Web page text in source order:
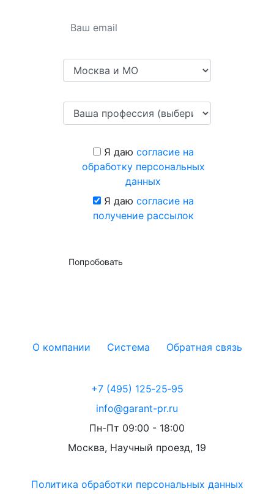
Я даю согласие на
обработку персональных
данных
Я даю согласие на
получение рассылок
Попробовать
О компании Система Обратная связь
+7 (495) 125‑25‑95
info@garant-pr.ru
Пн-Пт 09:00 - 18:00
Москва, Научный проезд, 19
Политика обработки персональных данных